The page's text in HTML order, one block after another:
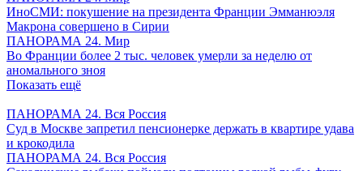
ИноСМИ: покушение на президента Франции Эмманюэля
Макрона совершено в Сирии
ПАНОРАМА 24. Мир
Во Франции более 2 тыс. человек умерли за неделю от
аномального зноя
Показать ещё
ПАНОРАМА 24. Вся Россия
Суд в Москве запретил пенсионерке держать в квартире удава
и крокодила
ПАНОРАМА 24. Вся Россия